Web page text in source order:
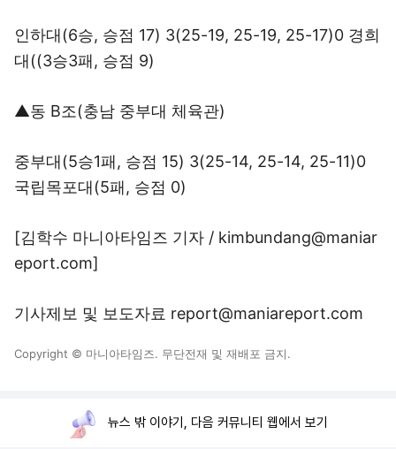
인하대(6승, 승점 17) 3(25-19, 25-19, 25-17)0 경희
대((3승3패, 승점 9)
▲동 B조(충남 중부대 체육관)
중부대(5승1패, 승점 15) 3(25-14, 25-14, 25-11)0
국립목포대(5패, 승점 0)
[김학수 마니아타임즈 기자 / kimbundang@maniar
eport.com]
기사제보 및 보도자료 report@maniareport.com
Copyright © 마니아타임즈. 무단전재 및 재배포 금지.
뉴스 밖 이야기, 다음 커뮤니티 웹에서 보기